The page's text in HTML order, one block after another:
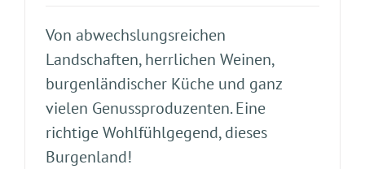
Von abwechslungsreichen
Landschaften, herrlichen Weinen,
burgenländischer Küche und ganz
vielen Genussproduzenten. Eine
richtige Wohlfühlgegend, dieses
Burgenland!